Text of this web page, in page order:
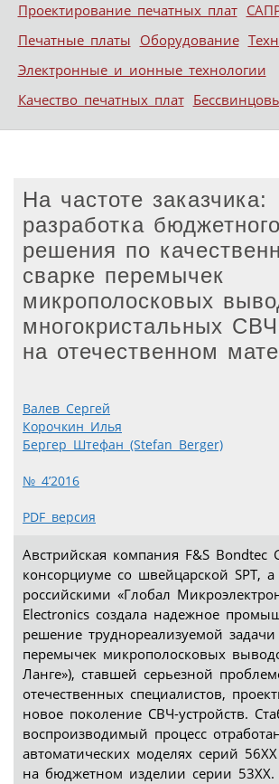
Проектирование печатных плат
Печатные платы Оборудование
Электронные и ионные технологии
Качество печатных плат
На частоте заказчика:
разработка бюджетного
решения по
сварке перемычек
микрополосковых
многокристальных
на отечественном
Валев Сергей
Корочкин Илья
Бергер Штефан (Stefan Berger)
№ 4’2016
PDF версия
Австрийская компания F&S Bondtec
консорциуме со швейцарской SPT, а
российскими «Глобал
Electronics создала надежное
решение труднореализуемой задачи
перемычек микрополосковых
Ланге»), ставшей серьезной
отечественных специалистов,
новое поколение СВЧ-устройств.
воспроизводимый процесс
автоматических моделях серий
на бюджетном изделии серии 53ХХ.